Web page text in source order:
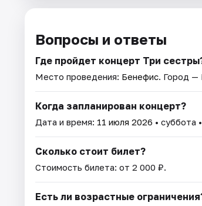
Вопросы и ответы
Где пройдет концерт Три
Место проведения: Бенефис. Город —
Когда запланирован концерт?
Дата и время: 11 июля 2026 • суббота
Сколько стоит билет?
Стоимость билета: от 2 000 ₽.
Есть ли возрастные